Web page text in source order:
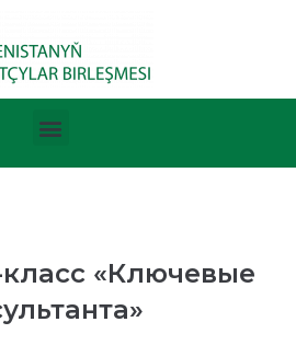
класс «Ключевые